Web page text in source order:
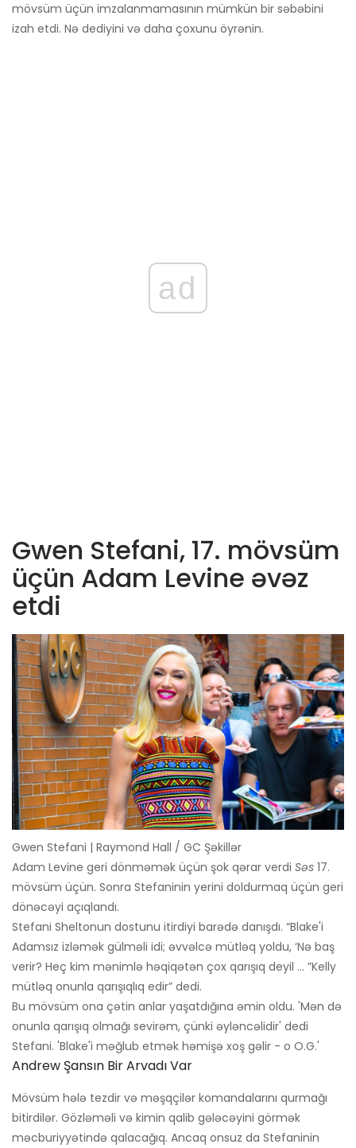
mövsüm üçün imzalanmamasının mümkün bir səbəbini
izah etdi. Nə dediyini və daha çoxunu öyrənin.
ad
Gwen Stefani, 17. mövsüm
üçün Adam Levine əvəz
etdi
Gwen Stefani | Raymond Hall / GC Şəkillər
Adam Levine geri dönməmək üçün şok qərar verdi Səs 17.
mövsüm üçün. Sonra Stefaninin yerini doldurmaq üçün geri
dönəcəyi açıqlandı.
Stefani Sheltonun dostunu itirdiyi barədə danışdı. “Blake'i
Adamsız izləmək gülməli idi; əvvəlcə mütləq yoldu, ‘Nə baş
verir? Heç kim mənimlə həqiqətən çox qarışıq deyil ... ”Kelly
mütləq onunla qarışıqlıq edir” dedi.
Bu mövsüm ona çətin anlar yaşatdığına əmin oldu. 'Mən də
onunla qarışıq olmağı sevirəm, çünki əyləncəlidir' dedi
Stefani. 'Blake'i məğlub etmək həmişə xoş gəlir - o O.G.'
Andrew Şansın Bir Arvadı Var
Mövsüm hələ tezdir və məşqçilər komandalarını qurmağı
bitirdilər. Gözləməli və kimin qalib gələcəyini görmək
məcburiyyətində qalacağıq. Ancaq onsuz da Stefaninin